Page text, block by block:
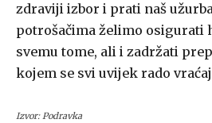
zdraviji izbor i prati naš
potrošačima želimo osigurati
svemu tome, ali i zadržati
kojem se svi uvijek rado
Izvor: Podravka